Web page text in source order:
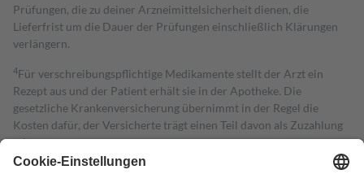
Prüfungen, die zu deiner Arzneimittelsicherheit dienen, die
Lieferfrist um die Dauer der Prüfungen einschließlich Klärungen
verlängern.
4Für verschreibungspflichtige Medikamente stellt der Arzt ein
Rezept aus und der Patient erhält sie in der Apotheke. Die
gesetzliche Krankenversicherung übernimmt in der Regel die
Kosten dafür, der Versicherte trägt einen Teil davon als Zuzahlung
mit.
Grundsätzlich leisten Mitglieder Zuzahlungen in Höhe von zehn